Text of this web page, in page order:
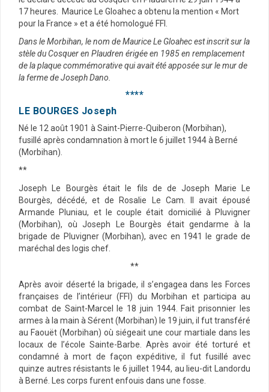
17 heures. Maurice Le Gloahec a obtenu la mention « Mort
pour la France » et a été homologué FFI.
Dans le Morbihan, le nom de Maurice Le Gloahec est inscrit sur la
stèle du Cosquer en Plaudren érigée en 1985 en remplacement
de la plaque commémorative qui avait été apposée sur le mur de
la ferme de Joseph Dano.
****
LE BOURGES Joseph
Né le 12 août 1901 à Saint-Pierre-Quiberon (Morbihan),
fusillé après condamnation à mort le 6 juillet 1944 à Berné
(Morbihan).
**
Joseph Le Bourgès était le fils de de Joseph Marie Le
Bourgès, décédé, et de Rosalie Le Cam. Il avait épousé
Armande Pluniau, et le couple était domicilié à Pluvigner
(Morbihan), où Joseph Le Bourgès était gendarme à la
brigade de Pluvigner (Morbihan), avec en 1941 le grade de
maréchal des logis chef.
**
Après avoir déserté la brigade, il s’engagea dans les Forces
françaises de l’intérieur (FFI) du Morbihan et participa au
combat de Saint-Marcel le 18 juin 1944. Fait prisonnier les
armes à la main à Sérent (Morbihan) le 19 juin, il fut transféré
au Faouët (Morbihan) où siégeait une cour martiale dans les
locaux de l’école Sainte-Barbe. Après avoir été torturé et
condamné à mort de façon expéditive, il fut fusillé avec
quinze autres résistants le 6 juillet 1944, au lieu-dit Landordu
à Berné. Les corps furent enfouis dans une fosse.